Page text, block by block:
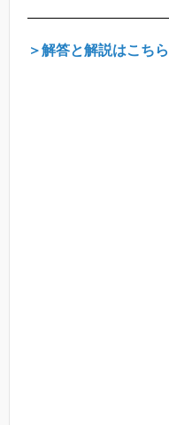
＞解答と解説はこちら